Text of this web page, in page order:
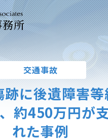
所
交通事故
跡に後遺障害等
約450万円が
れた事例